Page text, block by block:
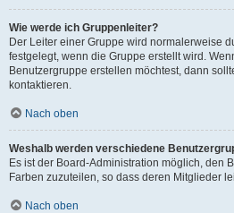
Wie werde ich Gruppenleiter?
Der Leiter einer Gruppe wird normalerweise
festgelegt, wenn die Gruppe erstellt wird.
Benutzergruppe erstellen möchtest, dann
kontaktieren.
Nach oben
Weshalb werden verschiedene
Es ist der Board-Administration möglich, den
Farben zuzuteilen, so dass deren Mitglieder
Nach oben